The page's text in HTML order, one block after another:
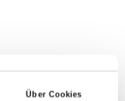
Über Cookies
TB 9079 in